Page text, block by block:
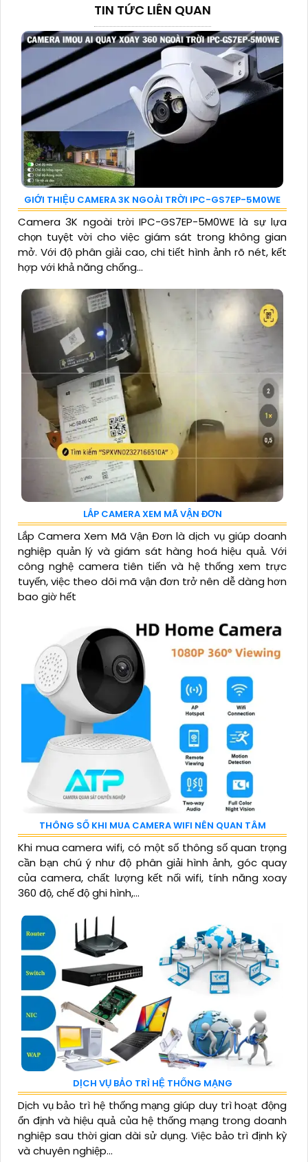
TIN TỨC LIÊN QUAN
GIỚI THIỆU CAMERA 3K NGOÀI TRỜI IPC-GS7EP-5M0WE
Camera 3K ngoài trời IPC-GS7EP-5M0WE là sự lựa
chọn tuyệt vời cho việc giám sát trong không gian
mở. Với độ phân giải cao, chi tiết hình ảnh rõ nét, kết
hợp với khả năng chống...
LẮP CAMERA XEM MÃ VẬN ĐƠN
Lắp Camera Xem Mã Vận Đơn là dịch vụ giúp doanh
nghiệp quản lý và giám sát hàng hoá hiệu quả. Với
công nghệ camera tiên tiến và hệ thống xem trực
tuyến, việc theo dõi mã vận đơn trở nên dễ dàng hơn
bao giờ hết
THÔNG SỐ KHI MUA CAMERA WIFI NÊN QUAN TÂM
Khi mua camera wifi, có một số thông số quan trọng
cần bạn chú ý như độ phân giải hình ảnh, góc quay
của camera, chất lượng kết nối wifi, tính năng xoay
360 độ, chế độ ghi hình,...
DỊCH VỤ BẢO TRÌ HỆ THỐNG MẠNG
Dịch vụ bảo trì hệ thống mạng giúp duy trì hoạt động
ổn định và hiệu quả của hệ thống mạng trong doanh
nghiệp sau thời gian dài sử dụng. Việc bảo trì định kỳ
và chuyên nghiệp...